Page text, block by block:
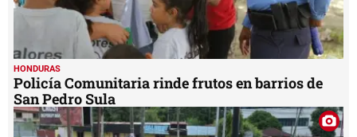
HONDURAS
Policía Comunitaria rinde frutos en barrios de
San Pedro Sula